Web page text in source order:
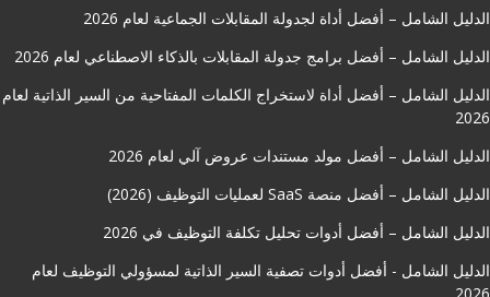
الدليل الشامل – أفضل أداة لجدولة المقابلات الجماعية لعام 2026
الدليل الشامل – أفضل برامج جدولة المقابلات بالذكاء الاصطناعي لعام 2026
الدليل الشامل – أفضل أداة لاستخراج الكلمات المفتاحية من السير الذاتية لعام
2026
الدليل الشامل – أفضل مولد مستندات عروض آلي لعام 2026
الدليل الشامل – أفضل منصة SaaS لعمليات التوظيف (2026)
الدليل الشامل – أفضل أدوات تحليل تكلفة التوظيف في 2026
الدليل الشامل - أفضل أدوات تصفية السير الذاتية لمسؤولي التوظيف لعام